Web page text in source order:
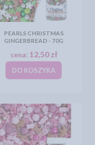
PEARLS CHRISTMAS
GINGERBREAD - 70G
cena: 12,50 zł
DO KOSZYKA